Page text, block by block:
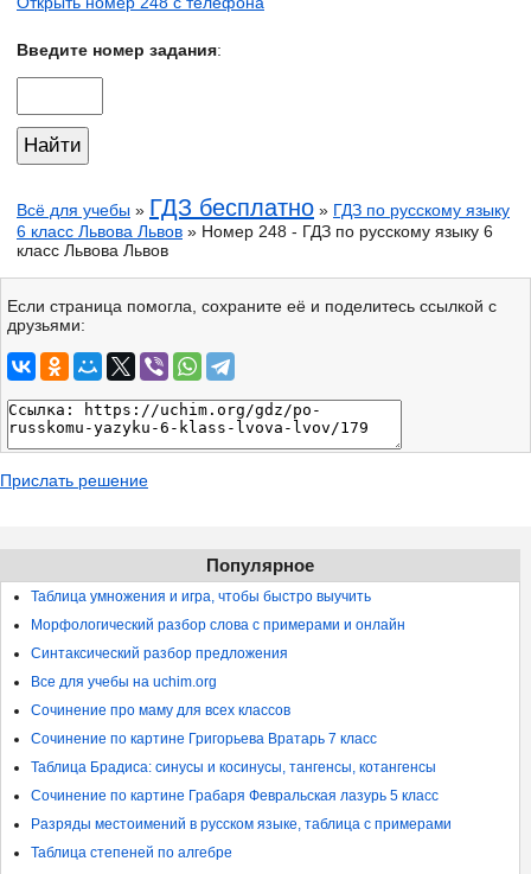
Введите номер задания:
Всё для учебы » ГДЗ бесплатно » ГДЗ по русскому языку
6 класс Львова Львов » Номер 248 - ГДЗ по русскому языку 6
класс Львова Львов
Если страница помогла, сохраните её и поделитесь ссылкой с
друзьями:
Прислать решение
Популярное
Таблица умножения и игра, чтобы быстро выучить
Морфологический разбор слова с примерами и онлайн
Синтаксический разбор предложения
Все для учебы на uchim.org
Сочинение про маму для всех классов
Сочинение по картине Григорьева Вратарь 7 класс
Таблица Брадиса: синусы и косинусы, тангенсы, котангенсы
Сочинение по картине Грабаря Февральская лазурь 5 класс
Разряды местоимений в русском языке, таблица с примерами
Таблица степеней по алгебре